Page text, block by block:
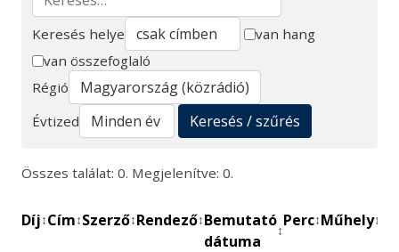
Keresés
Keresés helye
van hang
van összefoglaló
Régió
Évtized
Keresés / szűrés
Összes találat: 0. Megjelenítve: 0.
Díj↕Cím↕Szerző↕Rendező↕Bemutató
dátuma
↕
Perc↕Műhely↕